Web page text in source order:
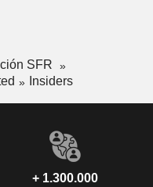
SFR
Insiders
+ 1.300.000